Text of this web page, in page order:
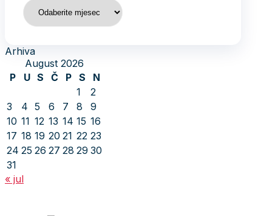
Arhiva
Arhiva
August 2026
P
U S Č P S
N
1
2
3
4 5 6 7 8
9
10 11 12 13 14 15 16
17 18 19 20 21 22 23
24 25 26 27 28 29 30
31
« jul